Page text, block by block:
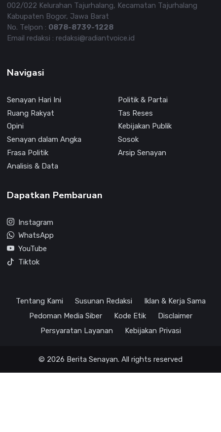
002/022 Kelurahan Tajurhalang, Kecamatan Tajurhalang
Kabupaten Bogor, Jawa Barat
No. Telpon : 0878-8739-1228
Email redaksi : redaksi@radiantvoice.id
Navigasi
Senayan Hari Ini
Politik & Partai
Ruang Rakyat
Tas Reses
Opini
Kebijakan Publik
Senayan dalam Angka
Sosok
Frasa Politik
Arsip Senayan
Analisis & Data
Dapatkan Pembaruan
Instagram
WhatsApp
YouTube
Tiktok
Tentang Kami Susunan Redaksi
Iklan & Kerja Sama
Pedoman Media Siber
Kode Etik
Disclaimer
Persyaratan Layanan
Kebijakan Privasi
© 2026 Berita Senayan. All rights reserved